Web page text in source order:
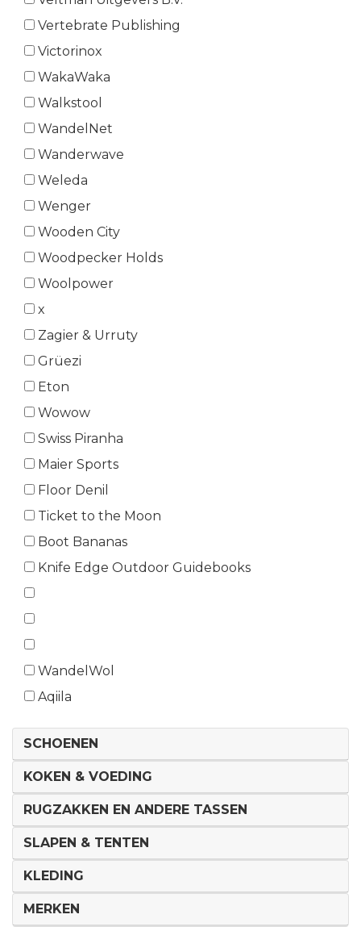
Vertebrate Publishing
Victorinox
WakaWaka
Walkstool
WandelNet
Wanderwave
Weleda
Wenger
Wooden City
Woodpecker Holds
Woolpower
x
Zagier & Urruty
Grüezi
Eton
Wowow
Swiss Piranha
Maier Sports
Floor Denil
Ticket to the Moon
Boot Bananas
Knife Edge Outdoor Guidebooks
WandelWol
Aqiila
SCHOENEN
KOKEN & VOEDING
RUGZAKKEN EN ANDERE TASSEN
SLAPEN & TENTEN
KLEDING
MERKEN